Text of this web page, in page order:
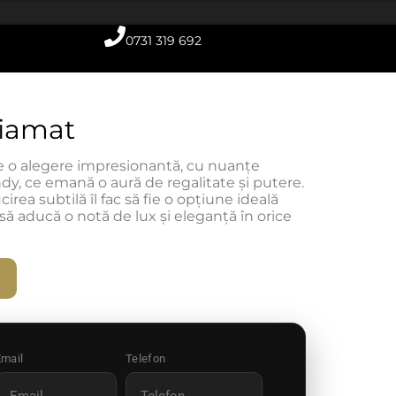
0731 319 692
o alegere impresionantă, cu nuanțe
ce emană o aură de regalitate și putere.
subtilă îl fac să fie o opțiune ideală
aducă o notă de lux și eleganță în orice
Telefon